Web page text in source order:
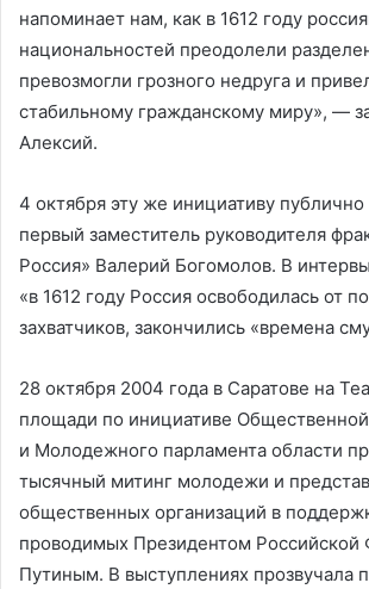
напоминает нам, как в 1612 году
национальностей преодолели
превозмогли грозного недруга и
стабильному гражданскому миру», —
Алексий.
4 октября эту же инициативу
первый заместитель руководителя
Россия» Валерий Богомолов. В
«в 1612 году Россия освободилась от
захватчиков, закончились «времена
28 октября 2004 года в Саратове на
площади по инициативе
и Молодежного парламента области
тысячный митинг молодежи и
общественных организаций в
проводимых Президентом Российской
Путиным. В выступлениях прозвучала